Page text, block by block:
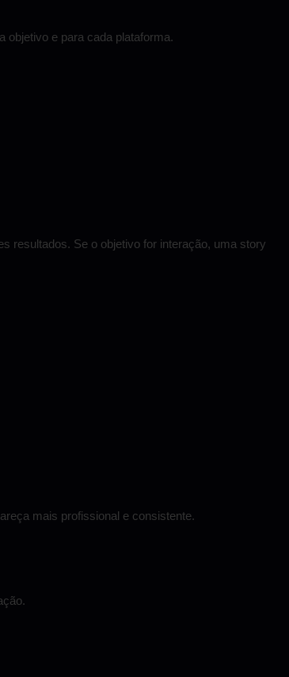
objetivo e para cada plataforma.
resultados. Se o objetivo for interação, uma story
mais profissional e consistente.